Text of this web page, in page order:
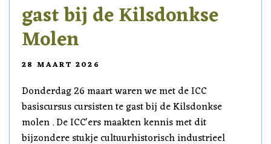
gast bij de Kilsdonkse
Molen
28 MAART 2026
Donderdag 26 maart waren we met de ICC
basiscursus cursisten te gast bij de Kilsdonkse
molen . De ICC'ers maakten kennis met dit
bijzondere stukje cultuurhistorisch industrieel